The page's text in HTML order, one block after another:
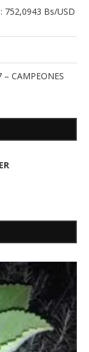
752,0943 Bs/USD
– CAMPEONES